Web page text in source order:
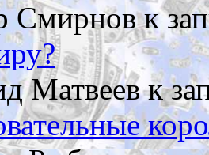
Смирновк
Матвеевк